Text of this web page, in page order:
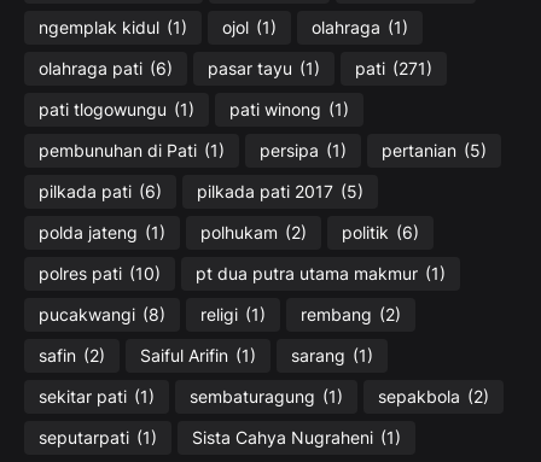
ngemplak kidul (1) ojol (1) olahraga (1)
olahraga pati (6) pasar tayu (1) pati (271)
pati tlogowungu (1) pati winong (1)
pembunuhan di Pati (1) persipa (1) pertanian (5)
pilkada pati (6) pilkada pati 2017 (5)
polda jateng (1) polhukam (2) politik (6)
polres pati (10) pt dua putra utama makmur (1)
pucakwangi (8) religi (1) rembang (2)
safin (2) Saiful Arifin (1) sarang (1)
sekitar pati (1) sembaturagung (1) sepakbola (2)
seputarpati (1) Sista Cahya Nugraheni (1)